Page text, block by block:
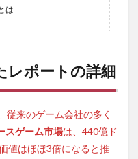
は
レポートの詳細
従来のゲーム会社の多く
スゲーム市場は、440億ド
値はほぼ3倍になると推